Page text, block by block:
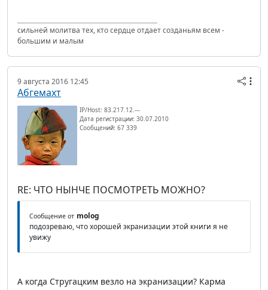
сильней молитва тех, кто сердце отдает созданьям всем -
большим и малым
9 августа 2016 12:45
Абгемахт
IP/Host: 83.217.12.---
Дата регистрации: 30.07.2010
Сообщений: 67 339
RE: ЧТО НЫНЧЕ ПОСМОТРЕТЬ МОЖНО?
Сообщение от molog
подозреваю, что хорошей экранизации этой книги я не
увижу
А когда Стругацким везло на экранизации? Карма